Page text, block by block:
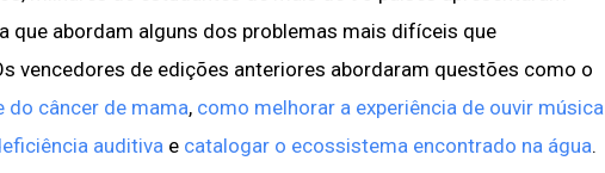
que abordam alguns dos problemas mais difíceis que
vencedores de edições anteriores abordaram questões como o
do câncer de mama, como melhorar a experiência de ouvir música
auditiva e catalogar o ecossistema encontrado na água.